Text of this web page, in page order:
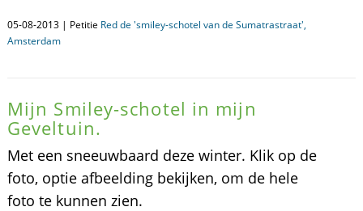
05-08-2013 | Petitie Red de 'smiley-schotel van de Sumatrastraat',
Amsterdam
Mijn Smiley-schotel in mijn
Geveltuin.
Met een sneeuwbaard deze winter. Klik op de
foto, optie afbeelding bekijken, om de hele
foto te kunnen zien.